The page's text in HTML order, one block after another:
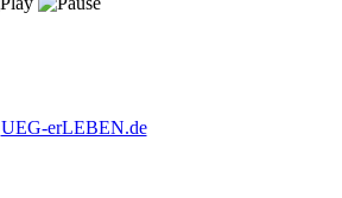
UEG-erLEBEN.de